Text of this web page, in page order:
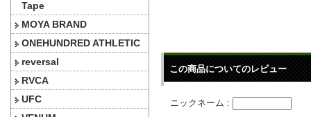
Tape
MOYA BRAND
ONEHUNDRED ATHLETIC
reversal
RVCA
UFC
この商品についてのレビュー
ニックネーム :